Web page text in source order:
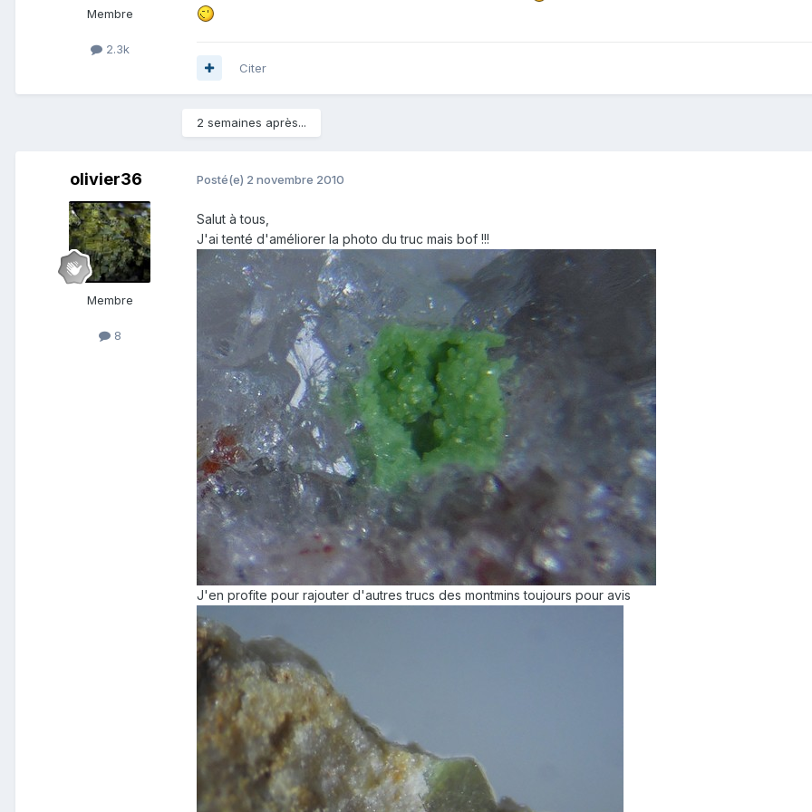
Membre
2.3k
Citer
2 semaines après...
olivier36
Membre
8
Posté(e) 2 novembre 2010
Salut à tous,
J'ai tenté d'améliorer la photo du truc mais bof !!!
J'en profite pour rajouter d'autres trucs des montmins toujours pour avis